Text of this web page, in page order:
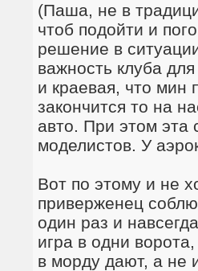
(Паша, не в
чтоб подойти и
решение в
важность клуба
и краевая, что мин
закончится то на
авто. При этом эта
моделистов. У
Вот по этому и не
приверженец
один раз и
игра в одни
в морду дают, а не